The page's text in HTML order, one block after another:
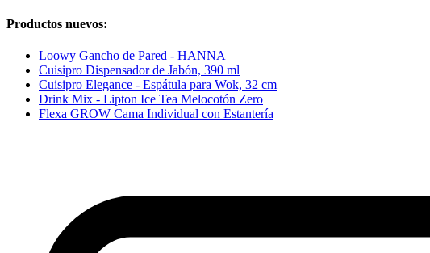
Productos nuevos:
Loowy Gancho de Pared - HANNA
Cuisipro Dispensador de Jabón, 390 ml
Cuisipro Elegance - Espátula para Wok, 32 cm
Drink Mix - Lipton Ice Tea Melocotón Zero
Flexa GROW Cama Individual con Estantería